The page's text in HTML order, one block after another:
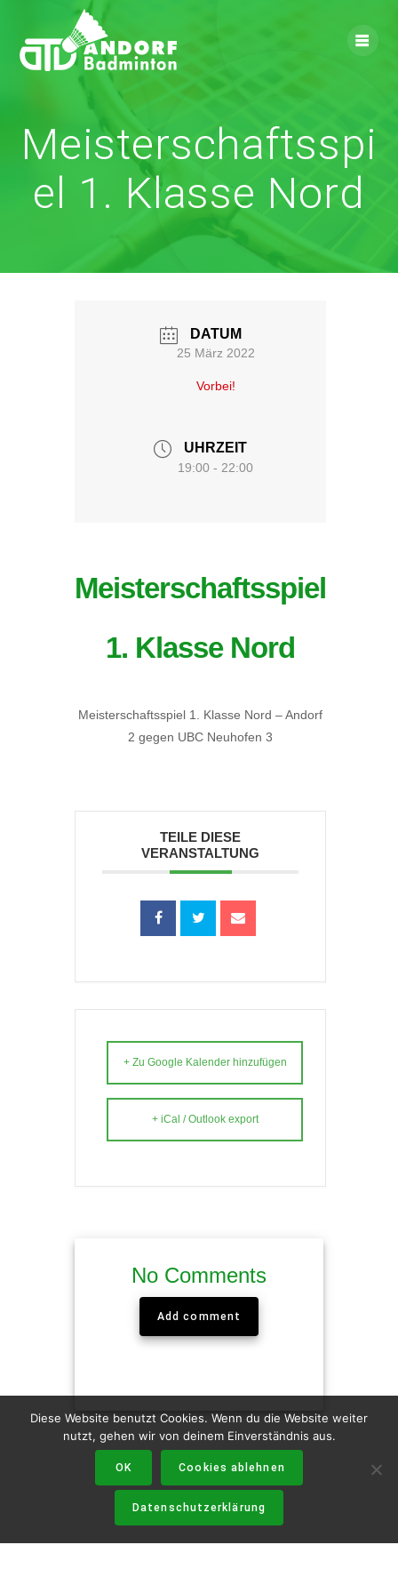
Meisterschaftsspi
el 1. Klasse Nord
DATUM
25 März 2022
Vorbei!
UHRZEIT
19:00 - 22:00
Meisterschaftsspiel
1. Klasse Nord
Meisterschaftsspiel 1. Klasse Nord – Andorf
2 gegen UBC Neuhofen 3
TEILE DIESE
VERANSTALTUNG
+ Zu Google Kalender hinzufügen
+ iCal / Outlook export
No Comments
Add comment
Diese Website benutzt Cookies. Wenn du die Website weiter
nutzt, gehen wir von deinem Einverständnis aus.
OK Cookies ablehnen
Datenschutzerklärung